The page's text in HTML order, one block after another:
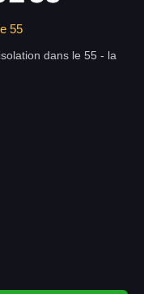
55
dans le 55 - la